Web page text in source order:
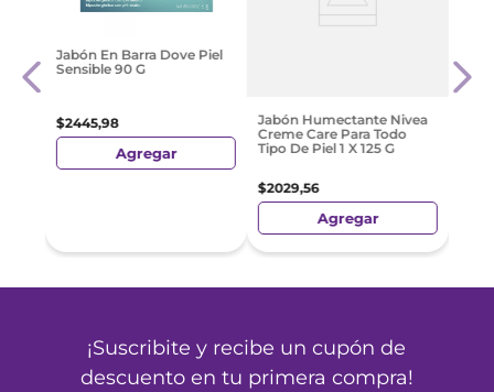
Jabón En Barra Dove Piel
Sensible 90 G
$2445,98
Agregar
Jabón Humectante Nivea
Creme Care Para Todo
Tipo De Piel 1 X 125 G
$2029,56
Agregar
¡Suscribite y recibe un cupón de
descuento en tu primera compra!